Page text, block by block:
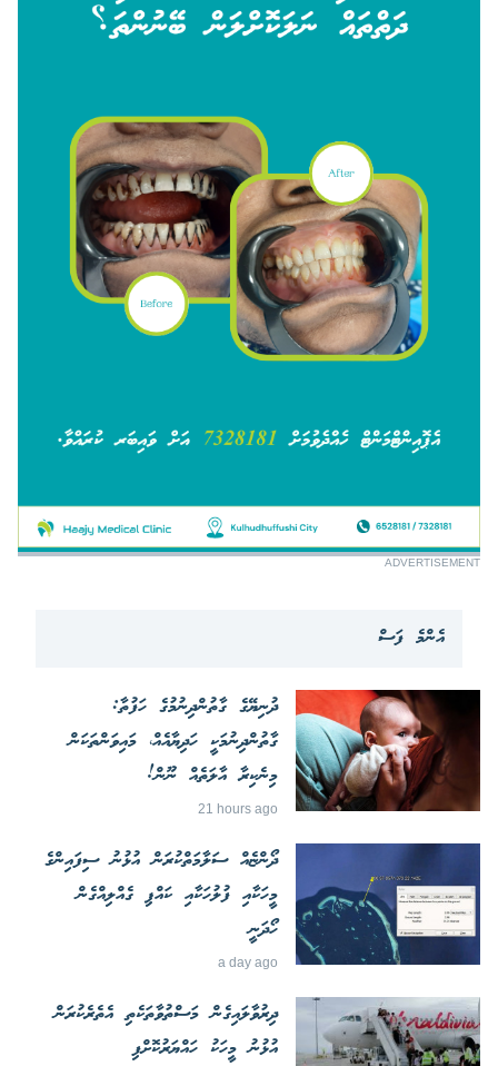
ADVERTISEMENT
އެންމެ ފަސް
ދުނިޔޭގެ ގާތުންދިނުމުގެ ހަފުތާ:
ގާތުންދިނުމަކީ ހަދިޔާއެއް، މައިވަންތަކަން
މިނެކިރާ އާލަތެއް ނޫން!
21 hours ago
ދޯންޏެއް ސަލާމަތްކުރަން އުޅުނު ސިފައިންގެ
މީހަކާއި ފުލުހަކާއި ކައްޕި ގެއްލިއްގެން
ހޯދަނީ
a day ago
ދިރުވާލައިގެން މަސްތުވާތަކެތި އެތެރެކުރަން
އުޅުނު މީހަކު ހައްޔަރުކޮށްފި